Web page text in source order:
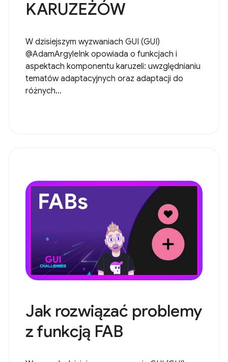
KARUZEŻÓW
W dzisiejszym wyzwaniach GUI (GUI)
@AdamArgyleInk opowiada o funkcjach i
aspektach komponentu karuzeli: uwzględnianiu
tematów adaptacyjnych oraz adaptacji do
różnych...
Jak rozwiązać problemy
z funkcją FAB